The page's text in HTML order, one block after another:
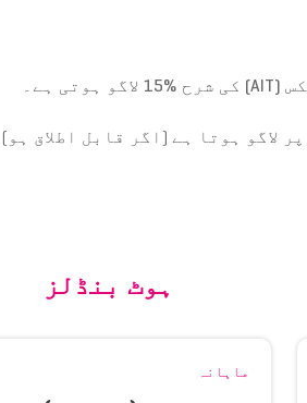
(AIT) کی شرح %15 لاگو ہوتی ہے۔
لاگو ہوتا ہے (اگر قابل اطلاق
ہوٹ بنڈلز
ماہانہ